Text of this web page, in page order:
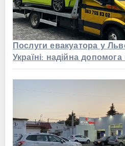
Послуги евакуатора у
Україні: надійна допомога